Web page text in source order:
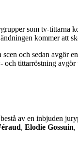
som tv-tittarna
kommer att
och sedan avgör
och tittarröstning
av en inbjuden
, Elodie Gossuin,